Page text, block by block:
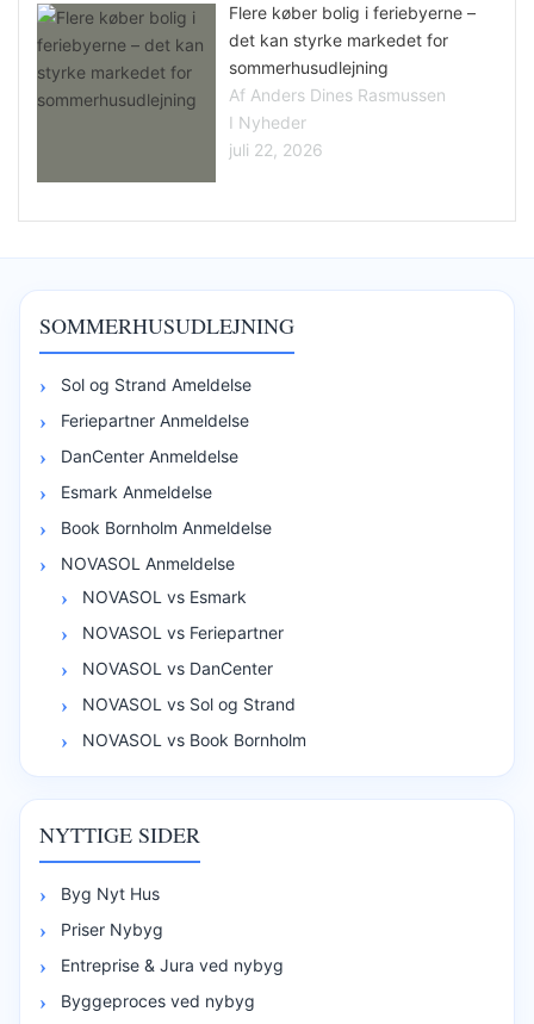
Flere køber bolig i feriebyerne –
det kan styrke markedet for
sommerhusudlejning
Af Anders Dines Rasmussen
I Nyheder
juli 22, 2026
SOMMERHUSUDLEJNING
Sol og Strand Ameldelse
Feriepartner Anmeldelse
DanCenter Anmeldelse
Esmark Anmeldelse
Book Bornholm Anmeldelse
NOVASOL Anmeldelse
NOVASOL vs Esmark
NOVASOL vs Feriepartner
NOVASOL vs DanCenter
NOVASOL vs Sol og Strand
NOVASOL vs Book Bornholm
NYTTIGE SIDER
Byg Nyt Hus
Priser Nybyg
Entreprise & Jura ved nybyg
Byggeproces ved nybyg